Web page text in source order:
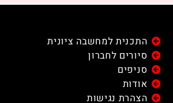
התכנית למחשבה ציונית
סיורים לחברון
סניפים
אודות
הצהרת נגישות